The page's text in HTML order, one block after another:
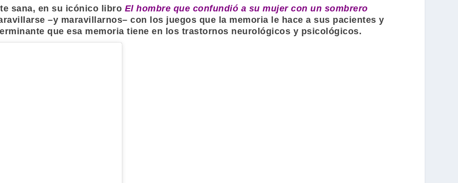
sana, en su icónico libro El hombre que confundió a su mujer con un sombrero
–y maravillarnos– con los juegos que la memoria le hace a sus pacientes y
que esa memoria tiene en los trastornos neurológicos y psicológicos.